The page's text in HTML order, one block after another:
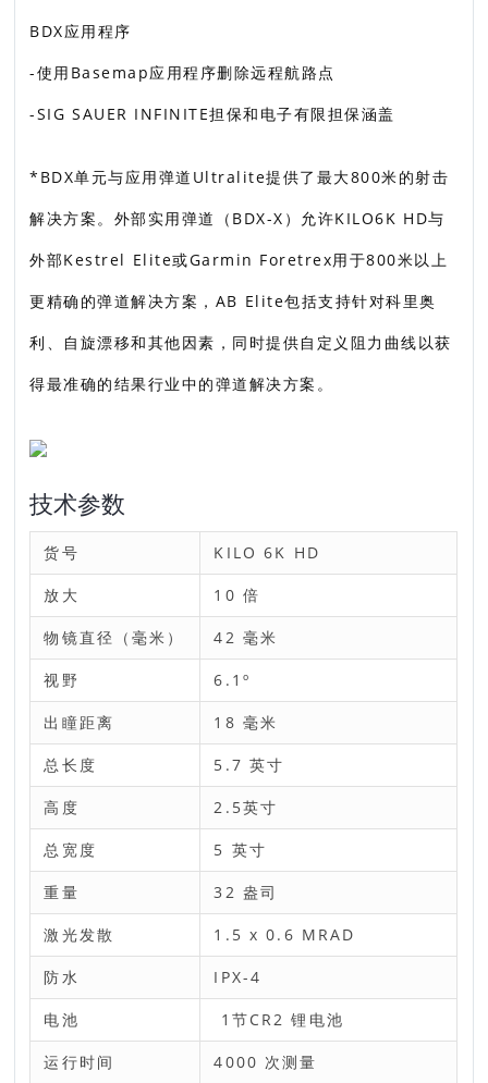
BDX应用程序
-使用Basemap应用程序删除远程航路点
-SIG SAUER INFINITE担保和电子有限担保涵盖
*BDX单元与应用弹道Ultralite提供了最大800米的射击
解决方案。外部实用弹道（BDX-X）允许KILO6K HD与
外部Kestrel Elite或Garmin Foretrex用于800米以上
更精确的弹道解决方案，AB Elite包括支持针对科里奥
利、自旋漂移和其他因素，同时提供自定义阻力曲线以获
得最准确的结果行业中的弹道解决方案。
技术参数
货号 KILO 6K HD
放大 10 倍
物镜直径（毫米） 42 毫米
视野 6.1º
出瞳距离 18 毫米
总长度 5.7 英寸
高度 2.5英寸
总宽度 5 英寸
重量 32 盎司
激光发散 1.5 x 0.6 MRAD
防水 IPX-4
电池 1节CR2 锂电池
运行时间 4000 次测量